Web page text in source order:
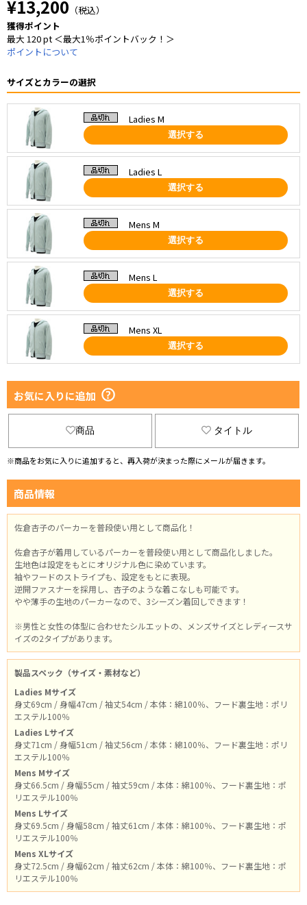
¥13,200 （税込）
獲得ポイント
最大 120 pt ＜最大1％ポイントバック！＞
ポイントについて
サイズとカラーの選択
Ladies M
選択する
Ladies L
選択する
Mens M
選択する
Mens L
選択する
Mens XL
選択する
お気に入りに追加
商品 タイトル
※商品をお気に入りに追加すると、再入荷が決まった際にメールが届きます。
商品情報
佐倉杏子のパーカーを普段使い用として商品化！
佐倉杏子が着用しているパーカーを普段使い用として商品化しました。
生地色は設定をもとにオリジナル色に染めています。
袖やフードのストライプも、設定をもとに表現。
逆開ファスナーを採用し、杏子のような着こなしも可能です。
やや薄手の生地のパーカーなので、3シーズン着回しできます！
※男性と女性の体型に合わせたシルエットの、メンズサイズとレディースサ
イズの2タイプがあります。
製品スペック（サイズ・素材など）
Ladies Mサイズ
身丈69cm / 身幅47cm / 袖丈54cm / 本体：綿100％、フード裏生地：ポリ
エステル100％
Ladies Lサイズ
身丈71cm / 身幅51cm / 袖丈56cm / 本体：綿100％、フード裏生地：ポリ
エステル100％
Mens Mサイズ
身丈66.5cm / 身幅55cm / 袖丈59cm / 本体：綿100％、フード裏生地：ポ
リエステル100％
Mens Lサイズ
身丈69.5cm / 身幅58cm / 袖丈61cm / 本体：綿100％、フード裏生地：ポ
リエステル100％
Mens XLサイズ
身丈72.5cm / 身幅62cm / 袖丈62cm / 本体：綿100％、フード裏生地：ポ
リエステル100％